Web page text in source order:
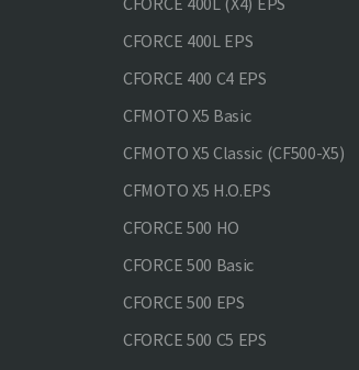
CFORCE 400L EPS
CFORCE 400 С4 EPS
CFMOTO X5 Basic
CFMOTO X5 Classic (CF500-X5)
CFMOTO X5 H.O.EPS
CFORCE 500 HO
CFORCE 500 Basic
CFORCE 500 EPS
CFORCE 500 С5 EPS